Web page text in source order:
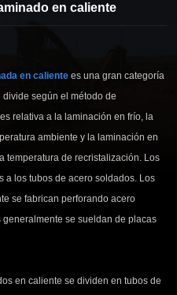
en caliente
en caliente es una gran categoría
según el método de
relativa a la laminación en frío, la
ambiente y la laminación en
temperatura de recristalización. Los
a los tubos de acero soldados. Los
se fabrican perforando acero
se sueldan de placas
en caliente se dividen en tubos de